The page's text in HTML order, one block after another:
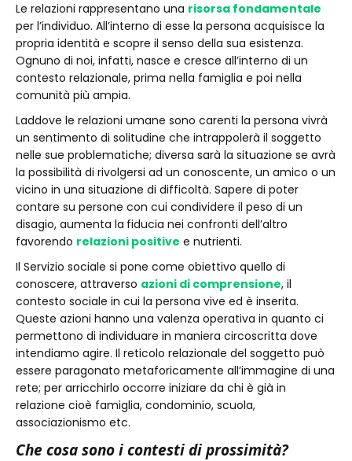
Le relazioni rappresentano una risorsa fondamentale
per l’individuo. All’interno di esse la persona acquisisce la
propria identità e scopre il senso della sua esistenza.
Ognuno di noi, infatti, nasce e cresce all’interno di un
contesto relazionale, prima nella famiglia e poi nella
comunità più ampia.
Laddove le relazioni umane sono carenti la persona vivrà
un sentimento di solitudine che intrappolerà il soggetto
nelle sue problematiche; diversa sarà la situazione se avrà
la possibilità di rivolgersi ad un conoscente, un amico o un
vicino in una situazione di difficoltà. Sapere di poter
contare su persone con cui condividere il peso di un
disagio, aumenta la fiducia nei confronti dell’altro
favorendo relazioni positive e nutrienti.
Il Servizio sociale si pone come obiettivo quello di
conoscere, attraverso azioni di comprensione, il
contesto sociale in cui la persona vive ed è inserita.
Queste azioni hanno una valenza operativa in quanto ci
permettono di individuare in maniera circoscritta dove
intendiamo agire. Il reticolo relazionale del soggetto può
essere paragonato metaforicamente all’immagine di una
rete; per arricchirlo occorre iniziare da chi è già in
relazione cioè famiglia, condominio, scuola,
associazionismo etc.
Che cosa sono i contesti di prossimità?